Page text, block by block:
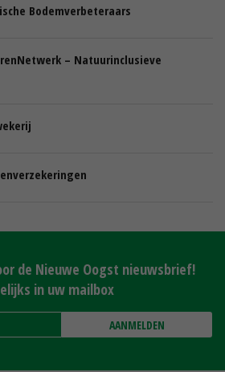
Bodemverbeteraars
– Natuurinclusieve
de Nieuwe Oogst nieuwsbrief!
in uw mailbox
AANMELDEN